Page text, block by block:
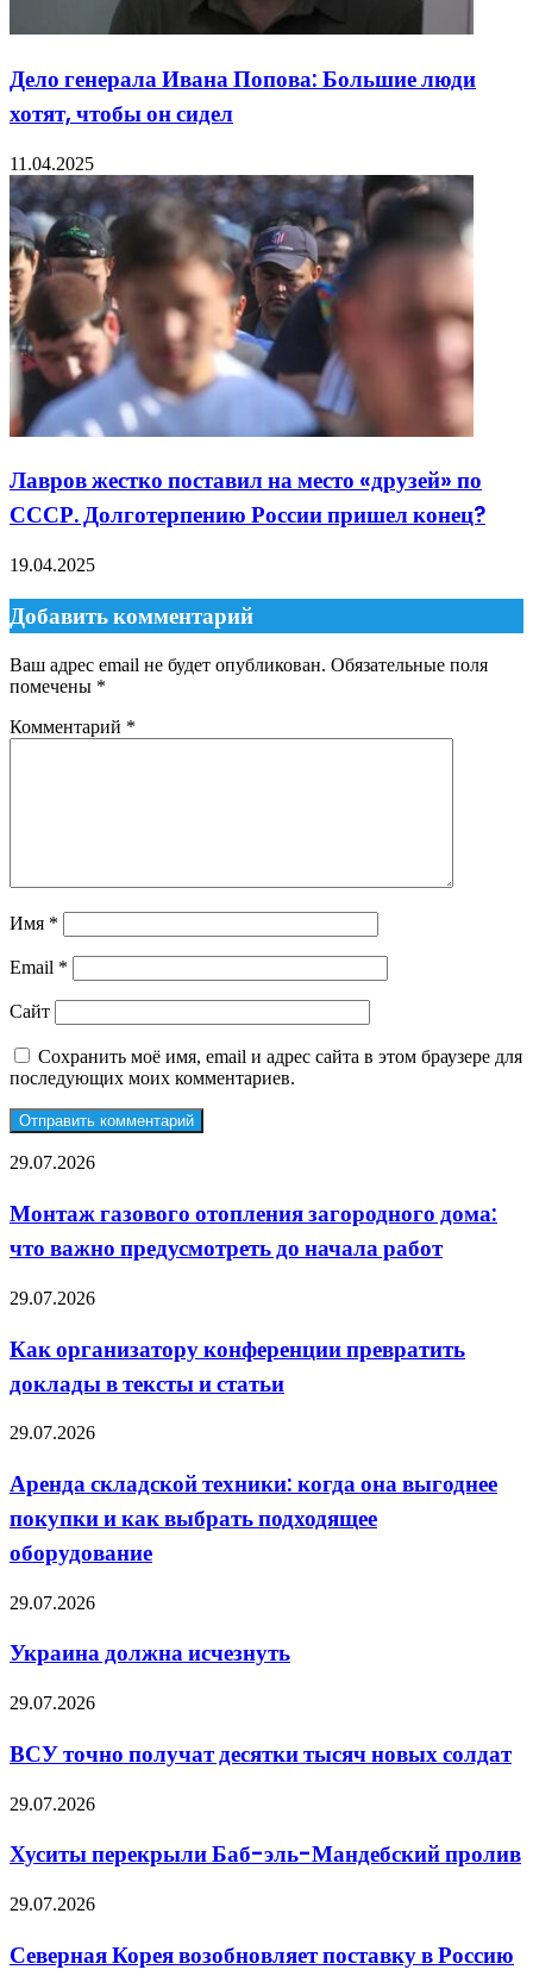
Дело генерала Ивана Попова: Большие люди
хотят, чтобы он сидел
11.04.2025
Лавров жестко поставил на место «друзей» по
СССР. Долготерпению России пришел конец?
19.04.2025
Добавить комментарий
Ваш адрес email не будет опубликован. Обязательные поля
помечены *
Комментарий *
Имя *
Email *
Сайт
Сохранить моё имя, email и адрес сайта в этом браузере для
последующих моих комментариев.
Монтаж
отопления
загородного
дома:
важно
предусмотреть
начала
работ
29.07.2026
Монтаж газового отопления загородного дома:
что важно предусмотреть до начала работ
Как
конференции
превратить
доклады
тексты
29.07.2026
Как организатору конференции превратить
доклады в тексты и статьи
Аренда
техники:
когда
она
покупки
как
подходящее
оборудование
29.07.2026
Аренда складской техники: когда она выгоднее
покупки и как выбрать подходящее
оборудование
Украина
исчезнуть
29.07.2026
Украина должна исчезнуть
ВСУ
получат
десятки
новых
29.07.2026
ВСУ точно получат десятки тысяч новых солдат
Хуситы
Баб-
эль-
пролив
29.07.2026
Хуситы перекрыли Баб-эль-Мандебский пролив
Северная
возобновляет
поставку
29.07.2026
Северная Корея возобновляет поставку в Россию